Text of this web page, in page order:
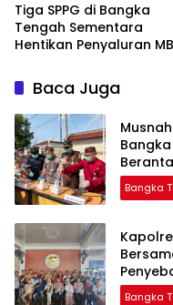
‎Tiga SPPG di Bangka
Tengah Sementara
Hentikan Penyaluran
Baca Juga
Bangka
Layanan
Bangka